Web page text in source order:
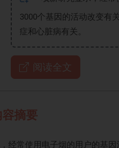
3000个基因的活动改变有
症和心脏病有关。
阅读全文
容摘要
经常使用电子烟的用户的基因